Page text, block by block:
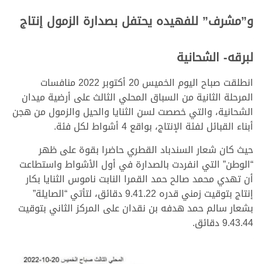
و”مشرف” للفهيده يحتفل بصدارة الزمول إنتاج
لبرقه- الشحانية
انطلقت صباح اليوم الخميس 20 أكتوبر 2022 منافسات
المرحلة الثانية من السباق المحلي الثالث على أرضية ميدان
الشحانية، والتي خصصت لسن الثنايا والحيل والزمول من هجن
أبناء القبائل لفئة الإنتاج، بواقع 4 أشواط لكل فئة.
حيث كان شعار السندباد القطري حاضرا بقوة على ظهر
“الوطن” التي انفردت بالصدارة في أول الأشواط واستطاعت
أن تهدي محمد صالح حمد القمرا النابت ناموس الثنايا بكار
إنتاج بتوقيت زمني قدره 9.41.22 دقائق، لتأتي “الصايلة”
بشعار سالم حمد هدفه بن نقدان على المركز الثاني بتوقيت
9.43.44 دقائق.